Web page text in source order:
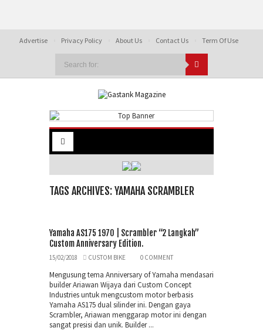
Advertise Privacy Policy About Us Contact Us Term Of Use
TAGS ARCHIVES: YAMAHA SCRAMBLER
Yamaha AS175 1970 | Scrambler “2 Langkah”
Custom Anniversary Edition.
15/02/2018 CUSTOM BIKE 0 COMMENT
Mengusung tema Anniversary of Yamaha mendasari
builder Ariawan Wijaya dari Custom Concept
Industries untuk mengcustom motor berbasis
Yamaha AS175 dual silinder ini. Dengan gaya
Scrambler, Ariawan menggarap motor ini dengan
sangat presisi dan unik. Builder ...